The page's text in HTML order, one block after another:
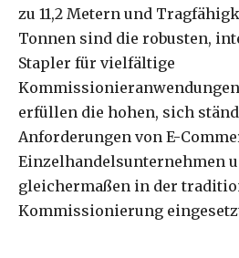
zu 11,2 Metern und
Tonnen sind die robusten,
Stapler für vielfältige
erfüllen die hohen, sich
Anforderungen von E-
Einzelhandelsunternehmen
gleichermaßen in der
Kommissionierung